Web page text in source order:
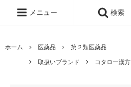
メニュー 検索
ホーム 医薬品
第２類医薬品
取扱いブランド
コタロー漢方